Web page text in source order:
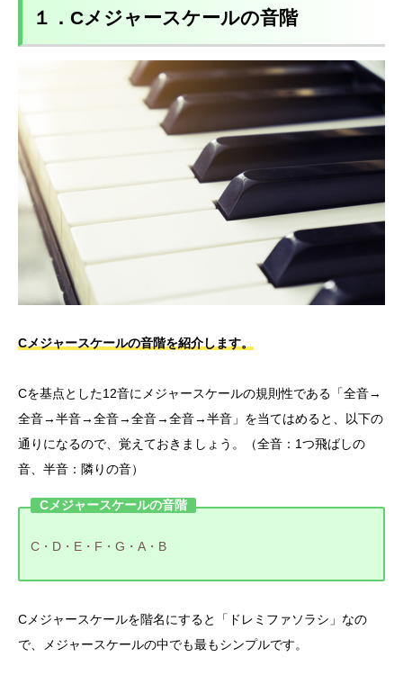
１．Cメジャースケールの音階
Cメジャースケールの音階を紹介します。
Cを基点とした12音にメジャースケールの規則性である「全音→
全音→半音→全音→全音→全音→半音」を当てはめると、以下の
通りになるので、覚えておきましょう。（全音：1つ飛ばしの
音、半音：隣りの音）
Cメジャースケールの音階
C・D・E・F・G・A・B
Cメジャースケールを階名にすると「ドレミファソラシ」なの
で、メジャースケールの中でも最もシンプルです。